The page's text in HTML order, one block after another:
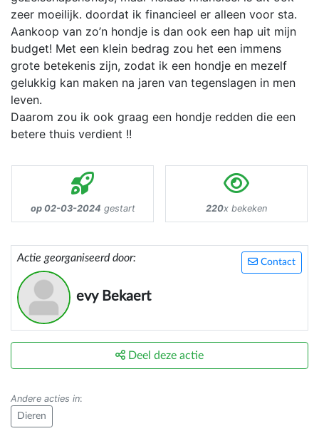
zeer moeilijk. doordat ik financieel er alleen voor sta.
Aankoop van zo’n hondje is dan ook een hap uit mijn
budget! Met een klein bedrag zou het een immens
grote betekenis zijn, zodat ik een hondje en mezelf
gelukkig kan maken na jaren van tegenslagen in men
leven.
Daarom zou ik ook graag een hondje redden die een
betere thuis verdient !!
op 02-03-2024 gestart 220x bekeken
Contact
Actie georganiseerd door:
evy Bekaert
Deel deze actie
Andere acties in:
Dieren